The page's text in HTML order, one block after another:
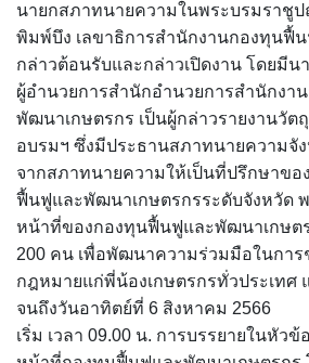
นายกสภาทนายความในพระบรมราชู
พิมพ์บึง เลขาธิการสำนักงานกองทุนฟื้
กล่าวต้อนรับและกล่าวเปิดงาน โดยมี
ผู้อำนวยการสำนักอำนวยการสำนักงา
พัฒนาเกษตรกร เป็นผู้กล่าวรายงานวัต
อบรมฯ ซึ่งมีประธานสภาทนายความจั
จากสภาทนายความให้เป็นที่ปรึกษาขอ
ฟื้นฟูและพัฒนาเกษตรกรระดับจังหวัด
หน้าที่ของกองทุนฟื้นฟูและพัฒนาเกษต
200 คน เพื่อพัฒนาความร่วมมือในการ
กฎหมายแก่พี่น้องเกษตรกรทั่วประเทศ
จนถึงวันอาทิตย์ที่ 6 สิงหาคม 2566
เริ่ม เวลา 09.00 น. การบรรยายในหัว